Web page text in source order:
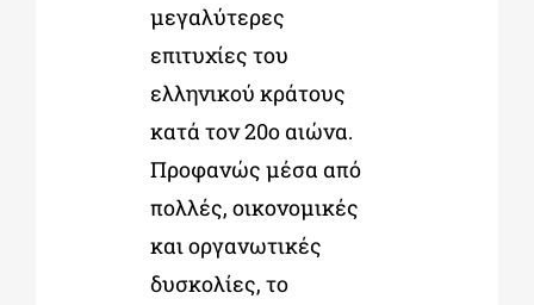
μεγαλύτερες
επιτυχίες του
ελληνικού κράτους
κατά τον 20οαιώνα.
Προφανώς μέσα από
πολλές, οικονομικές
και οργανωτικές
δυσκολίες, το